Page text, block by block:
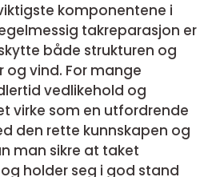
komponentene i
takreparasjon er
både strukturen og
vind. For mange
vedlikehold og
virke som en utfordrende
den rette kunnskapen og
man sikre at taket
holder seg i god stand